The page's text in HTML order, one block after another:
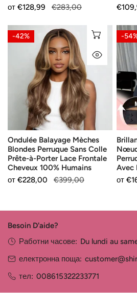
Ondulé
Épaule
Продажна
от €128,99
Редовна
€283,00
Ondulée
Balayage
Perruque
Prête-
à-
Porter
Lace
Frontale
Cheveux
-42%
БЪРЗ
Ondulée Balayage Mèches
Blondes Perruque Sans Colle
Prête-à-Porter Lace Frontale
Cheveux 100% Humains
Продажна
от €228,00
Редовна
€399,00
Sans
4x4
Sans
Colle
Lisse
Avec
-
Avec
от
Besoin D'aide?
Работни часове: Du lundi au
електронна поща:
тел: 008615322233771